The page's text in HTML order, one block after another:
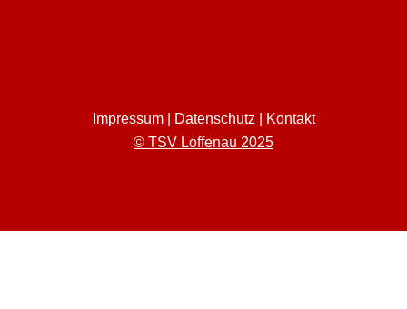
Impressum Datenschutz
Kontakt
© TSV Loffenau 2025